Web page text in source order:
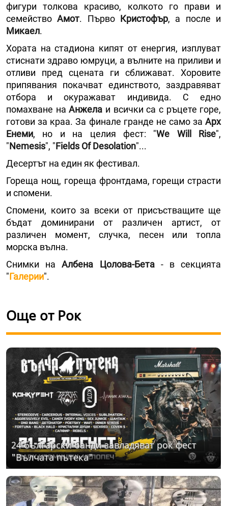
фигури толкова красиво, колкото го прави и
семействоАмот. Първо Кристофър, а после и
Микаел.
Хората на стадиона кипят от енергия, изплуват
стиснати здраво юмруци, а вълните на приливи и
отливи пред сцената ги сближават. Хоровите
припявания покачват единството, заздравяват
отбора и окуражават индивида. С едно
помахване наАнжела и всички са с ръцете горе,
готови за краа. За финале гранде не само заАрх
Енеми, но и на целия фест: "We Will Rise",
"Nemesis", "Fields Of Desolation"...
Десертът на един як фестивал.
Гореща нощ, гореща фронтдама, горещи страсти
и спомени.
Спомени, които за всеки от присъстващите ще
бъдат доминирани от различен артист, от
различен момент, случка, песен или топла
морска вълна.
Снимки наАлбена Цолова-Бета- в секцията
"Галерии".
Още от Рок
24 български банди завладяват рок фест
"Вълчата пътека"